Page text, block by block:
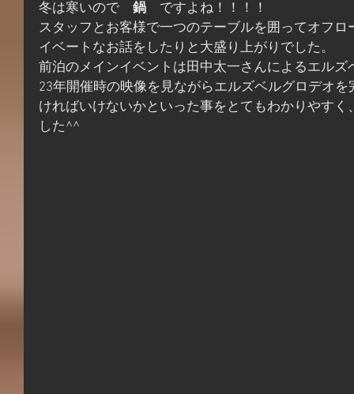
冬は寒いので 鍋 ですよね！！！！
スタッフとお客様で一つのテーブルを囲ってオフ
イベートなお話をしたりと大盛り上がりでした。
前泊のメインイベントは田中太一さんによるエル
23年開催時の映像を見ながらエルズベルグロデオ
ければいけないかといった事をとてもわかりやす
した^^